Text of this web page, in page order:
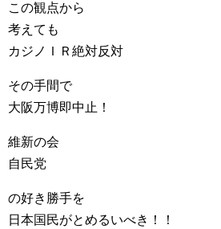
この観点から
考えても
カジノＩＲ絶対反対
その手間で
大阪万博即中止！
維新の会
自民党
の好き勝手を
日本国民がとめるいべき！！